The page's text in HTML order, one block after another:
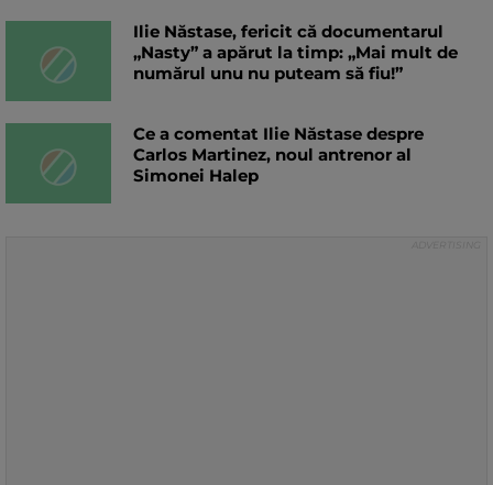
Ilie Năstase, fericit că documentarul
„Nasty” a apărut la timp: „Mai mult de
numărul unu nu puteam să fiu!”
Ce a comentat Ilie Năstase despre
Carlos Martinez, noul antrenor al
Simonei Halep